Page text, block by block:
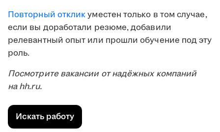
Повторный откликуместен только в том случае,
если вы доработали резюме, добавили
релевантный опыт или прошли обучение под эту
роль.
Посмотрите вакансии от надёжных компаний
на hh.ru.
Искать работу